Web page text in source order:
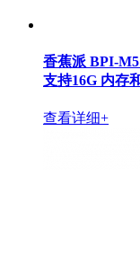
香蕉派 BPI-
支持16G 内存
查看详细+